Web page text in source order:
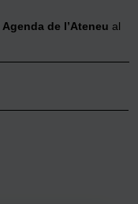
Agenda de l’Ateneu al